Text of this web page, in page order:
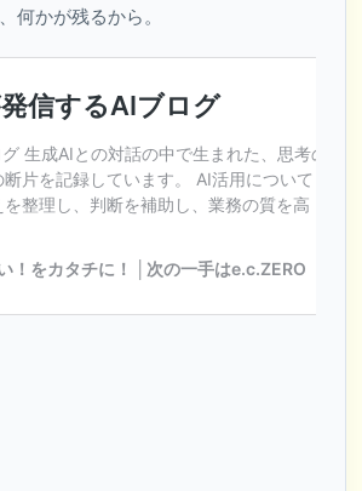
何かが残るから。